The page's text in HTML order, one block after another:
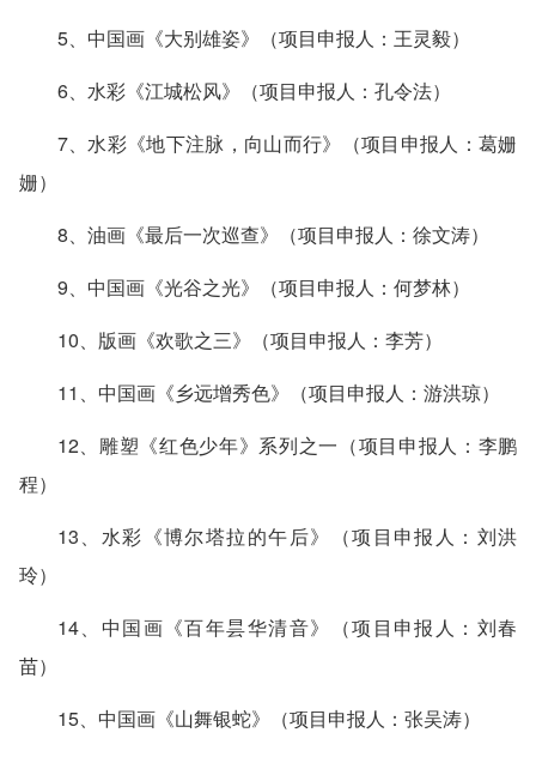
5、中国画《大别雄姿》（项目申报人：王灵毅）
6、水彩《江城松风》（项目申报人：孔令法）
7、水彩《地下注脉，向山而行》（项目申报人：葛姗
姗）
8、油画《最后一次巡查》（项目申报人：徐文涛）
9、中国画《光谷之光》（项目申报人：何梦林）
10、版画《欢歌之三》（项目申报人：李芳）
11、中国画《乡远增秀色》（项目申报人：游洪琼）
12、雕塑《红色少年》系列之一（项目申报人：李鹏
程）
13、水彩《博尔塔拉的午后》（项目申报人：刘洪
玲）
14、中国画《百年昙华清音》（项目申报人：刘春
苗）
15、中国画《山舞银蛇》（项目申报人：张吴涛）